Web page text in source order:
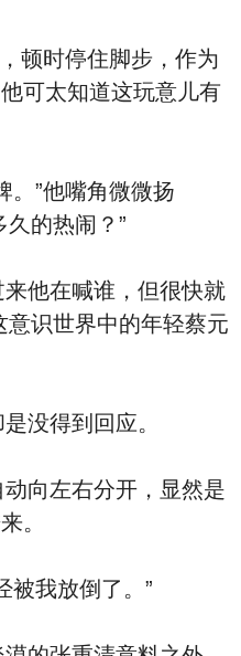
顿时停住脚步，作为
可太知道这玩意儿有
”他嘴角微微扬
久的热闹？”
他在喊谁，但很快就
识世界中的年轻蔡元
没得到回应。
向左右分开，显然是
。
我放倒了。”